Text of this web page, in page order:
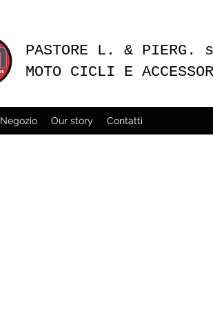
PASTORE L. &
MOTO CICLI E
Negozio Our story Contatti